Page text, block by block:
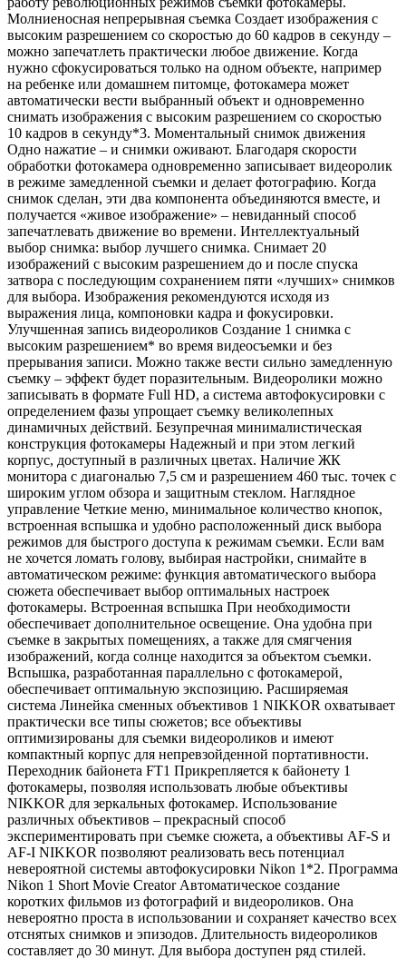
Молниеносная непрерывная съемка Создает изображения с
высоким разрешением со скоростью до 60 кадров в секунду –
можно запечатлеть практически любое движение. Когда
нужно сфокусироваться только на одном объекте, например
на ребенке или домашнем питомце, фотокамера может
автоматически вести выбранный объект и одновременно
снимать изображения с высоким разрешением со скоростью
10 кадров в секунду*3. Моментальный снимок движения
Одно нажатие – и снимки оживают. Благодаря скорости
обработки фотокамера одновременно записывает видеоролик
в режиме замедленной съемки и делает фотографию. Когда
снимок сделан, эти два компонента объединяются вместе, и
получается «живое изображение» – невиданный способ
запечатлевать движение во времени. Интеллектуальный
выбор снимка: выбор лучшего снимка. Снимает 20
изображений с высоким разрешением до и после спуска
затвора с последующим сохранением пяти «лучших» снимков
для выбора. Изображения рекомендуются исходя из
выражения лица, компоновки кадра и фокусировки.
Улучшенная запись видеороликов Создание 1 снимка с
высоким разрешением* во время видеосъемки и без
прерывания записи. Можно также вести сильно замедленную
съемку – эффект будет поразительным. Видеоролики можно
записывать в формате Full HD, а система автофокусировки с
определением фазы упрощает съемку великолепных
динамичных действий. Безупречная минималистическая
конструкция фотокамеры Надежный и при этом легкий
корпус, доступный в различных цветах. Наличие ЖК
монитора с диагональю 7,5 см и разрешением 460 тыс. точек с
широким углом обзора и защитным стеклом. Наглядное
управление Четкие меню, минимальное количество кнопок,
встроенная вспышка и удобно расположенный диск выбора
режимов для быстрого доступа к режимам съемки. Если вам
не хочется ломать голову, выбирая настройки, снимайте в
автоматическом режиме: функция автоматического выбора
сюжета обеспечивает выбор оптимальных настроек
фотокамеры. Встроенная вспышка При необходимости
обеспечивает дополнительное освещение. Она удобна при
съемке в закрытых помещениях, а также для смягчения
изображений, когда солнце находится за объектом съемки.
Вспышка, разработанная параллельно с фотокамерой,
обеспечивает оптимальную экспозицию. Расширяемая
система Линейка сменных объективов 1 NIKKOR охватывает
практически все типы сюжетов; все объективы
оптимизированы для съемки видеороликов и имеют
компактный корпус для непревзойденной портативности.
Переходник байонета FT1 Прикрепляется к байонету 1
фотокамеры, позволяя использовать любые объективы
NIKKOR для зеркальных фотокамер. Использование
различных объективов – прекрасный способ
экспериментировать при съемке сюжета, а объективы AF-S и
AF-I NIKKOR позволяют реализовать весь потенциал
невероятной системы автофокусировки Nikon 1*2. Программа
Nikon 1 Short Movie Creator Автоматическое создание
коротких фильмов из фотографий и видеороликов. Она
невероятно проста в использовании и сохраняет качество всех
отснятых снимков и эпизодов. Длительность видеороликов
составляет до 30 минут. Для выбора доступен ряд стилей.